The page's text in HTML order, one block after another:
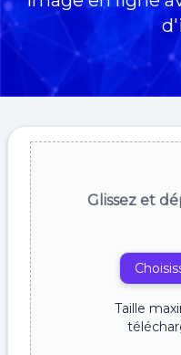
Glissez et
Taille